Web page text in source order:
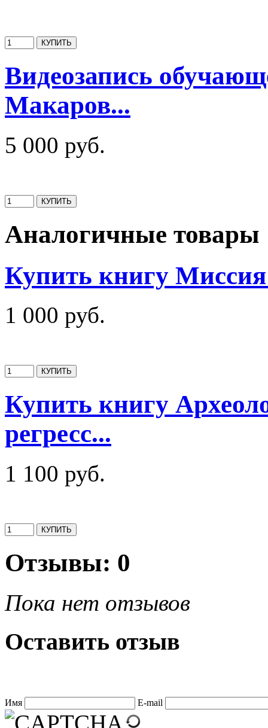
Видеозапись
Макаров...
5 000 руб.
Аналогичные товары
Купить книгу
1 000 руб.
Купить книгу
регресс...
1 100 руб.
Отзывы: 0
Пока нет отзывов
Оставить отзыв
Имя E-mail